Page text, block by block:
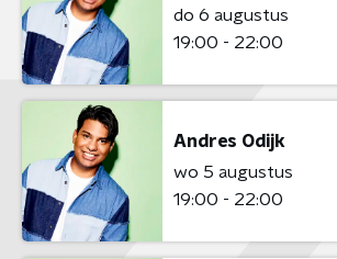
do 6 augustus
19:00 - 22:00
Andres Odijk
wo 5 augustus
19:00 - 22:00